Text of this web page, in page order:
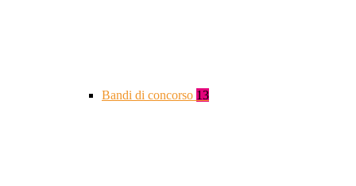
Bandi di concorso 13